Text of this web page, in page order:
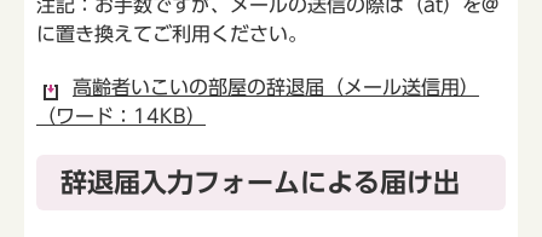
注記：お手数ですが、メールの送信の際は（at）を@
に置き換えてご利用ください。
高齢者いこいの部屋の辞退届（メール送信用）
（ワード：14KB）
辞退届入力フォームによる届け出